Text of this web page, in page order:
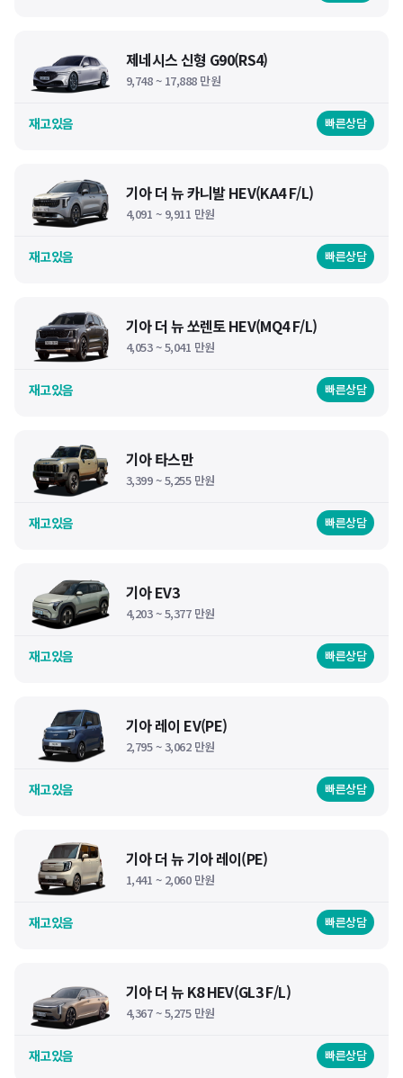
제네시스 신형 G90(RS4)
9,748 ~ 17,888 만원
재고있음 빠른상담
기아 더 뉴 카니발 HEV(KA4 F/L)
4,091 ~ 9,911 만원
재고있음 빠른상담
기아 더 뉴 쏘렌토 HEV(MQ4 F/L)
4,053 ~ 5,041 만원
재고있음 빠른상담
기아 타스만
3,399 ~ 5,255 만원
재고있음 빠른상담
기아 EV3
4,203 ~ 5,377 만원
재고있음 빠른상담
기아 레이 EV(PE)
2,795 ~ 3,062 만원
재고있음 빠른상담
기아 더 뉴 기아 레이(PE)
1,441 ~ 2,060 만원
재고있음 빠른상담
기아 더 뉴 K8 HEV(GL3 F/L)
4,367 ~ 5,275 만원
재고있음 빠른상담